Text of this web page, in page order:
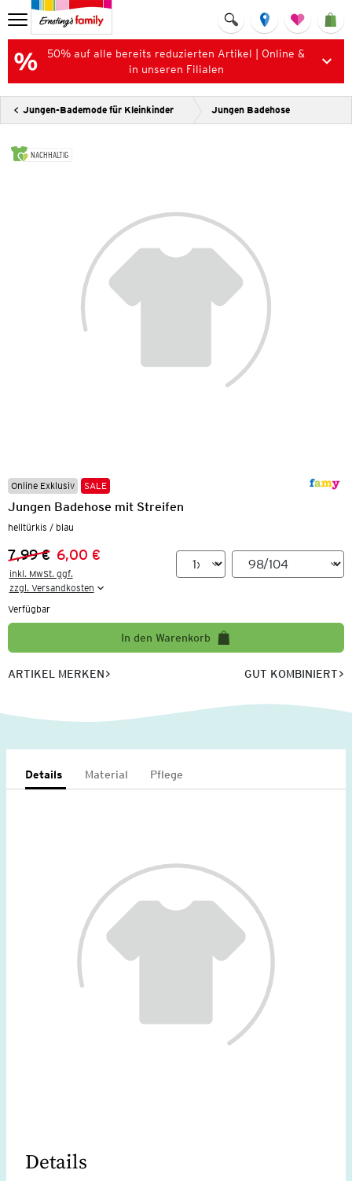
50% auf alle bereits reduzierten Artikel | Online &
in unseren Filialen
Jungen-Bademode für Kleinkinder Jungen Badehose
NACHHALTIG
Online Exklusiv SALE
Jungen Badehose mit Streifen
helltürkis / blau
Vorheriger Preis:
7,99 €
Neuer Preis:
6,00 €
inkl. MwSt. ggf.
zzgl. Versandkosten
Verfügbar
In den Warenkorb
ARTIKEL MERKEN GUT KOMBINIERT
Details Material Pflege
Details